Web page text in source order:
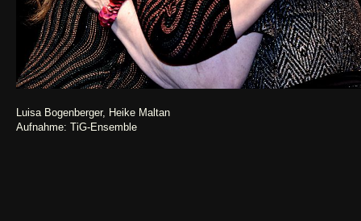
Luisa Bogenberger, Heike Maltan
Aufnahme: TiG-Ensemble